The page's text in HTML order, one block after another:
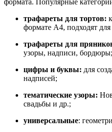
трафареты для тортов:
формате А4, подходят
трафареты для
узоры, надписи, бордюры;
цифры и буквы: для
надписей;
тематические узоры:
свадьбы и др.;
универсальные: